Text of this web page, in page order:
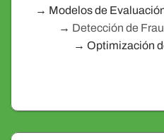
→ Modelos de
→ Detección de
→ Optimización